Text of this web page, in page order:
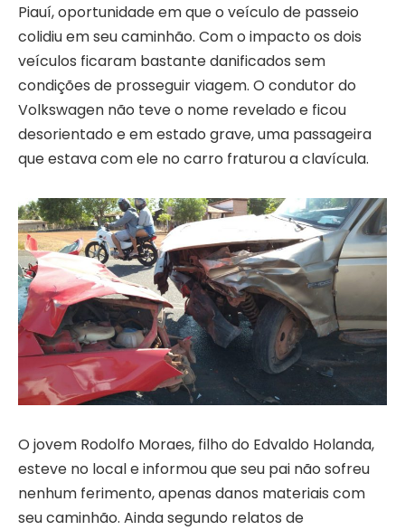
Piauí, oportunidade em que o veículo de passeio
colidiu em seu caminhão. Com o impacto os dois
veículos ficaram bastante danificados sem
condições de prosseguir viagem. O condutor do
Volkswagen não teve o nome revelado e ficou
desorientado e em estado grave, uma passageira
que estava com ele no carro fraturou a clavícula.
O jovem Rodolfo Moraes, filho do Edvaldo Holanda,
esteve no local e informou que seu pai não sofreu
nenhum ferimento, apenas danos materiais com
seu caminhão. Ainda segundo relatos de